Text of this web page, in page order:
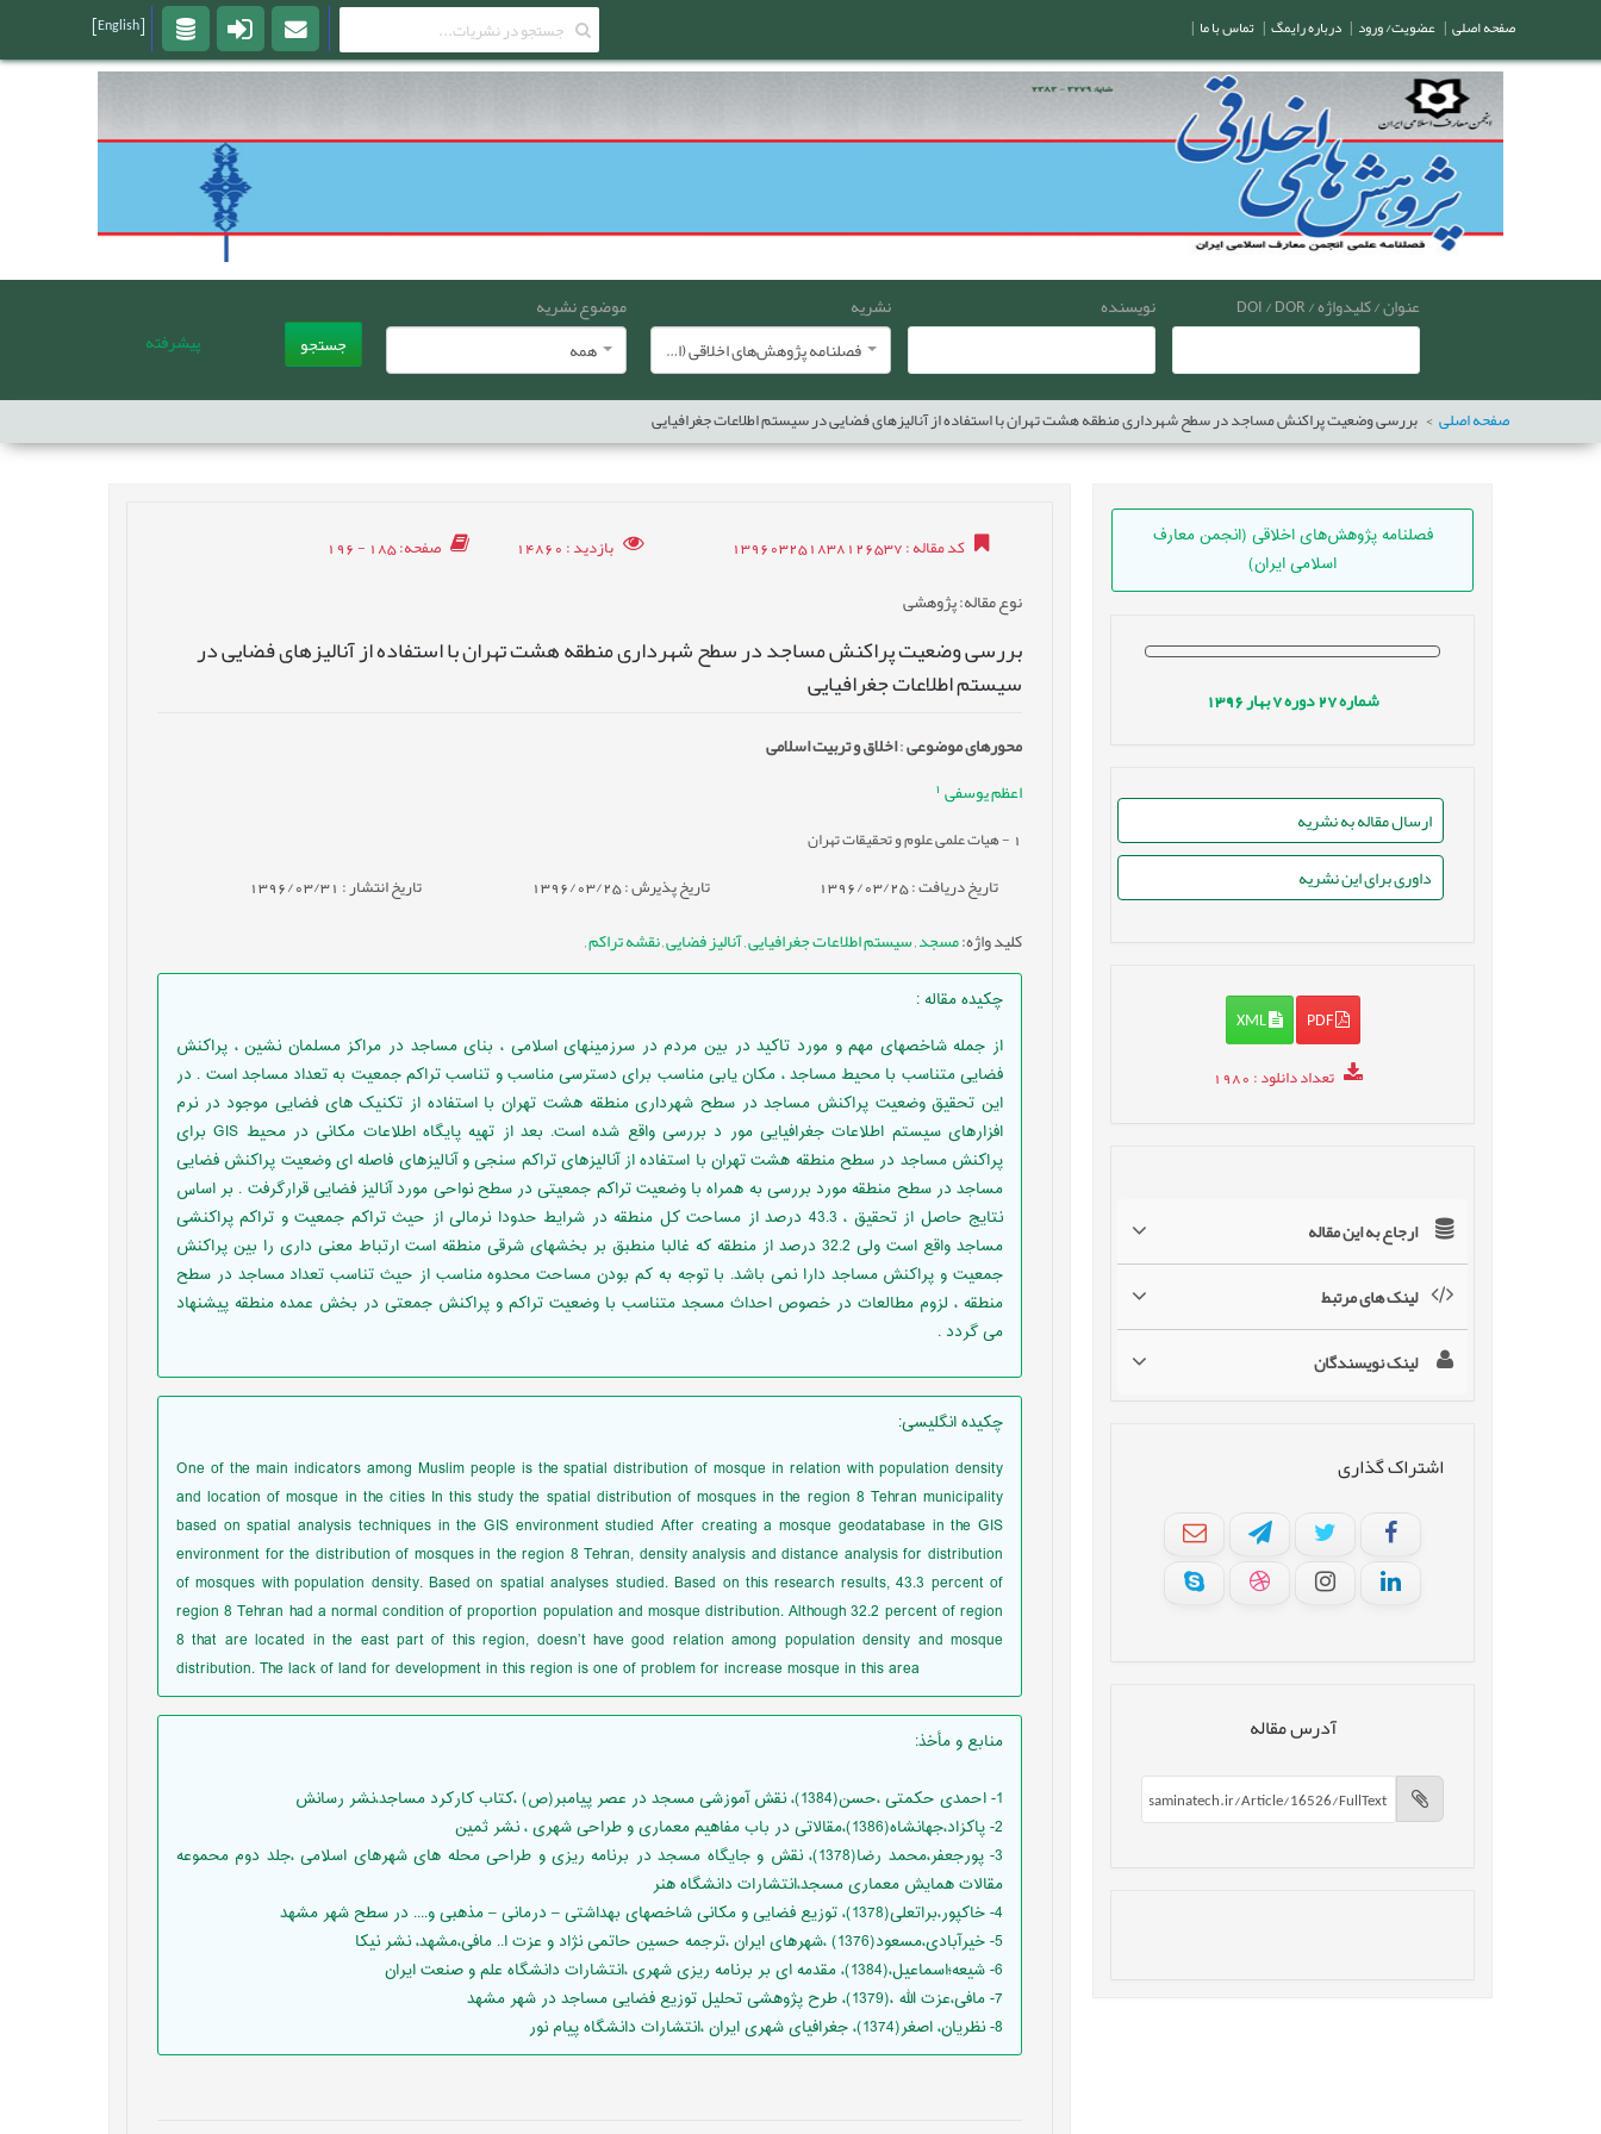
عنوان / کلیدواژه / DOI / DOR نویسنده
نشریه
فصلنامه پژوهش‌های اخلاقی (انجمن معارف اسلامی ایران)
موضوع نشریه
همه
جستجو پیشرفته
صفحه اصلی بررسی وضعیت پراکنش مساجد در سطح شهرداری منطقه هشت تهران با استفاده از آنالیزهای فضایی در سیستم اطلاعات جغرافیایی
فصلنامه پژوهش‌های اخلاقی (انجمن معارف
اسلامی ایران)
شماره دوره بهار1396
ارسال مقاله به نشریه
داوری برای این نشریه
PDF
XML
تعداد دانلود: 1980
ارجاع به این مقاله
لینک های مرتبط
لینک نویسندگان
اشتراک گذاری
آدرس مقاله
کد مقاله: 139603251838126537 بازدید: 14860 صفحه: 185 - 196
نوع مقاله: پژوهشی
بررسی وضعیت پراکنش مساجد در سطح شهرداری منطقه هشت تهران با استفاده از آنالیزهای فضایی در
سیستم اطلاعات جغرافیایی
محورهای موضوعی:اخلاق و تربیت اسلامی
اعظم یوسفی 1
1 - هیات علمی علوم و تحقیقات تهران
تاریخ دریافت : 1396/03/25 تاریخ پذیرش : 1396/03/25 تاریخ انتشار : 1396/03/31
کلید واژه:مسجد,سیستم اطلاعات جغرافیایی,آنالیز فضایی,نقشه تراکم,
چکیده مقاله:
از جمله شاخصهای مهم و مورد تاکید در بین مردم در سرزمینهای اسلامی ، بنای مساجد در مراکز مسلمان نشین ، پراکنش
فضایی متناسب با محیط مساجد ، مکان یابی مناسب برای دسترسی مناسب و تناسب تراکم جمعیت به تعداد مساجد است . در
این تحقیق وضعیت پراکنش مساجد در سطح شهرداری منطقه هشت تهران با استفاده از تکنیک های فضایی موجود در نرم
افزارهای سیستم اطلاعات جغرافیایی مور د بررسی واقع شده است. بعد از تهیه پایگاه اطلاعات مکانی در محیط GIS برای
پراکنش مساجد در سطح منطقه هشت تهران با استفاده از آنالیزهای تراکم سنجی و آنالیزهای فاصله ای وضعیت پراکنش فضایی
مساجد در سطح منطقه مورد بررسی به همراه با وضعیت تراکم جمعیتی در سطح نواحی مورد آنالیز فضایی قرارگرفت . بر اساس
نتایج حاصل از تحقیق ، 43.3 درصد از مساحت کل منطقه در شرایط حدودا نرمالی از حیث تراکم جمعیت و تراکم پراکنشی
مساجد واقع است ولی 32.2 درصد از منطقه که غالبا منطبق بر بخشهای شرقی منطقه است ارتباط معنی داری را بین پراکنش
جمعیت و پراکنش مساجد دارا نمی باشد. با توجه به کم بودن مساحت محدوه مناسب از حیث تناسب تعداد مساجد در سطح
منطقه ، لزوم مطالعات در خصوص احداث مسجد متناسب با وضعیت تراکم و پراکنش جمعتی در بخش عمده منطقه پیشنهاد
می گردد .
چکیده انگلیسی:
One of the main indicators among Muslim people is the spatial distribution of mosque in relation with population density
and location of mosque in the cities In this study the spatial distribution of mosques in the region 8 Tehran municipality
based on spatial analysis techniques in the GIS environment studied After creating a mosque geodatabase in the GIS
environment for the distribution of mosques in the region 8 Tehran, density analysis and distance analysis for distribution
of mosques with population density. Based on spatial analyses studied. Based on this research results, 43.3 percent of
region 8 Tehran had a normal condition of proportion population and mosque distribution. Although 32.2 percent of region
8 that are located in the east part of this region, doesn’t have good relation among population density and mosque
distribution. The lack of land for development in this region is one of problem for increase mosque in this area
منابع و مأخذ:
1- احمدی حکمتی ،حسن(1384)، نقش آموزشی مسجد در عصر پیامبر(ص) ،کتاب کارکرد مساجد،نشر رسانش
2- پاکزاد،جهانشاه(1386)،مقالاتی در باب مفاهیم معماری و طراحی شهری ، نشر ثمین
3- پورجعفر،محمد رضا(1378)، نقش و جایگاه مسجد در برنامه ریزی و طراحی محله های شهرهای اسلامی ،جلد دوم محموعه
مقالات همایش معماری مسجد،انتشارات دانشگاه هنر
4- خاکپور،براتعلی(1378)، توزیع فضایی و مکانی شاخصهای بهداشتی – درمانی – مذهبی و.... در سطح شهر مشهد
5- خیرآبادی،مسعود(1376) ،شهرهای ایران ،ترجمه حسین حاتمی نژاد و عزت ا.. مافی،مشهد، نشر نیکا
6- شیعه؛اسماعیل،(1384)، مقدمه ای بر برنامه ریزی شهری ،انتشارات دانشگاه علم و صنعت ایران
7- مافی،عزت الله ،(1379)، طرح پژوهشی تحلیل توزیع فضایی مساجد در شهر مشهد
8- نظریان، اصغر(1374)، جغرافیای شهری ایران ،انتشارات دانشگاه پیام نور
صفحه اصلی | عضویت/ ورود | درباره رایمگ | تماس با ما |
[English]